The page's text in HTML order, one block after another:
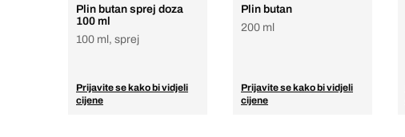
Plin butan sprej doza
100 ml
100 ml, sprej
Prijavite se kako bi vidjeli
cijene
Plin butan
200 ml
Prijavite se kako bi vidjeli
cijene